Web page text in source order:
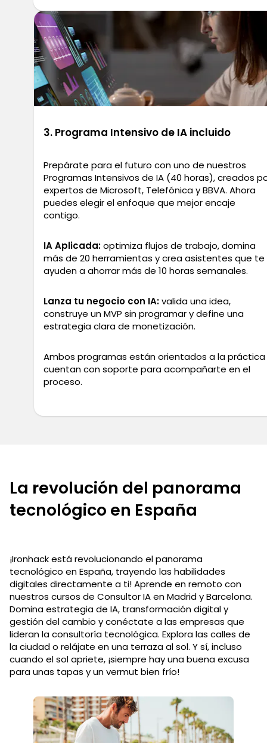
3. Programa Intensivo de IA incluido
Prepárate para el futuro con uno de nuestros
Programas Intensivos de IA (40 horas), creados
expertos de Microsoft, Telefónica y BBVA. Ahora
puedes elegir el enfoque que mejor encaje
contigo.
IA Aplicada:optimiza flujos de trabajo, domina
más de 20 herramientas y crea asistentes que te
ayuden a ahorrar más de 10 horas semanales.
Lanza tu negocio con IA:valida una idea,
construye un MVP sin programar y define una
estrategia clara de monetización.
Ambos programas están orientados a la práctica
cuentan con soporte para acompañarte en el
proceso.
La revolución del panorama
tecnológico en España
¡Ironhack está revolucionando el panorama
tecnológico en España, trayendo las habilidades
digitales directamente a ti! Aprende en remoto con
nuestros cursos de Consultor IA en Madrid y Barcelona.
Domina estrategia de IA, transformación digital y
gestión del cambio y conéctate a las empresas que
lideran la consultoría tecnológica. Explora las calles de
la ciudad o relájate en una terraza al sol. Y sí, incluso
cuando el sol apriete, ¡siempre hay una buena excusa
para unas tapas y un vermut bien frío!